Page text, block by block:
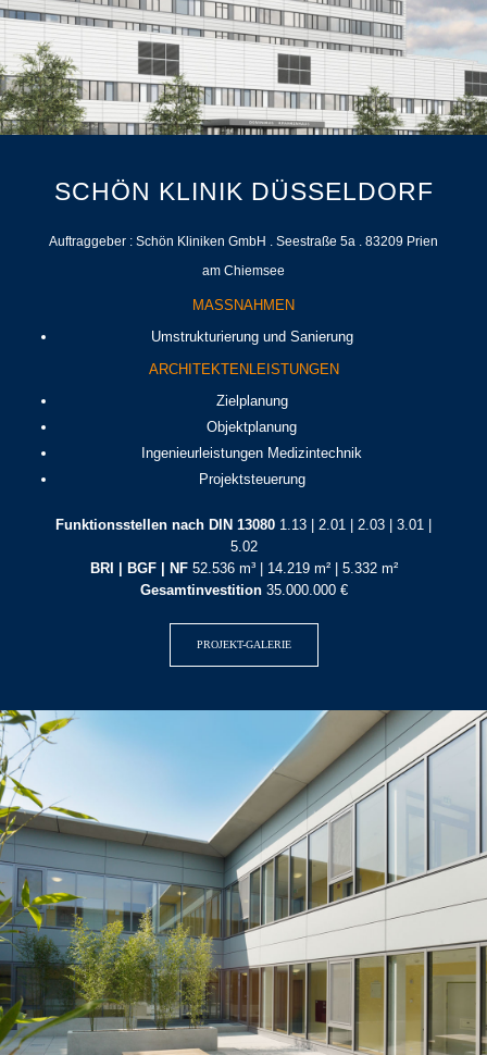
SCHÖN KLINIK DÜSSELDORF
Auftraggeber : Schön Kliniken GmbH . Seestraße 5a . 83209 Prien
am Chiemsee
MASSNAHMEN
Umstrukturierung und Sanierung
ARCHITEKTENLEISTUNGEN
Zielplanung
Objektplanung
Ingenieurleistungen Medizintechnik
Projektsteuerung
Funktionsstellen nach DIN 13080 1.13 | 2.01 | 2.03 | 3.01 |
5.02
BRI | BGF | NF52.536 m³ | 14.219 m² | 5.332 m²
Gesamtinvestition35.000.000 €
PROJEKT-GALERIE